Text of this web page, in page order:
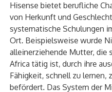
Hisense bietet berufliche
von Herkunft und
systematische Schulungen
Ort. Beispielsweise wurde
alleinerziehende Mutter, die
Africa tätig ist, durch ihre
Fähigkeit, schnell zu lernen,
befördert. Das System der